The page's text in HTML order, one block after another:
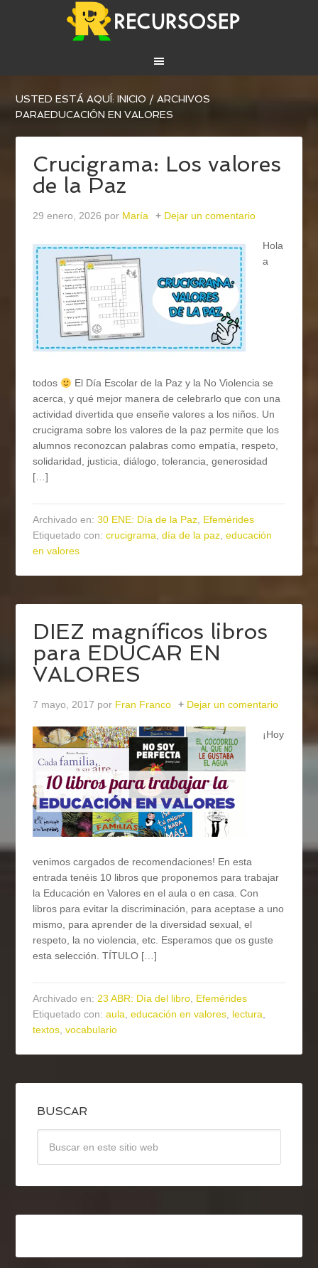
USTED ESTÁ AQUÍ:INICIO / ARCHIVOS
PARAEDUCACIÓN EN VALORES
Crucigrama: Los valores
de la Paz
29 enero, 2026 por María Dejar un comentario
Hola
a
todos
El Día Escolar de la Paz y la No Violencia se
acerca, y qué mejor manera de celebrarlo que con una
actividad divertida que enseñe valores a los niños. Un
crucigrama sobre los valores de la paz permite que los
alumnos reconozcan palabras como empatía, respeto,
solidaridad, justicia, diálogo, tolerancia, generosidad
[…]
Archivado en:30 ENE: Día de la Paz, Efemérides
Etiquetado con:crucigrama,día de la paz,educación
en valores
DIEZ magníficos libros
para EDUCAR EN
VALORES
7 mayo, 2017 por Fran Franco Dejar un comentario
¡Hoy
venimos cargados de recomendaciones! En esta
entrada tenéis 10 libros que proponemos para trabajar
la Educación en Valores en el aula o en casa. Con
libros para evitar la discriminación, para aceptase a uno
mismo, para aprender de la diversidad sexual, el
respeto, la no violencia, etc. Esperamos que os guste
esta selección. TÍTULO […]
Archivado en:23 ABR: Día del libro, Efemérides
Etiquetado con:aula,educación en valores, lectura,
textos,vocabulario
BUSCAR